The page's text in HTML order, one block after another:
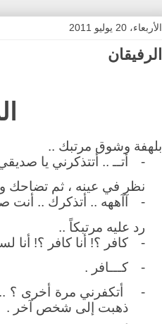
الأربعاء، 20 يوليو 2011
الرفيقان
بلهفة وشوق مرتبك ..
-
أتــ .. أتتذكرني يا
نظر في عينه ، ثم تضاحك
-
آآههه .. أتذكرك .. أنت
رد عليه مرتبكاً ..
-
كافر ؟! أنا كافر ؟! أنا
-
كـــافر .
-
أتكفرني مرة أخرى
ذهبت إلى شخص آخر .